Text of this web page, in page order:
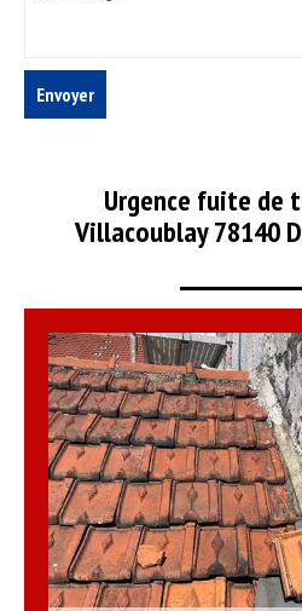
Urgence fuite de
Villacoublay 78140